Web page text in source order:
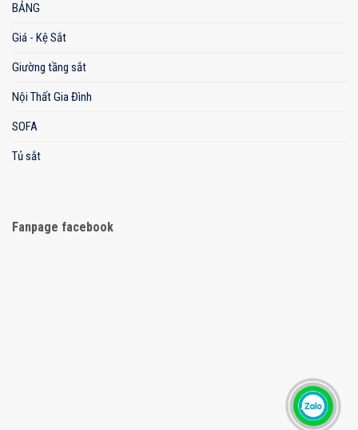
BẢNG
Giá - Kệ Sắt
Giường tầng sắt
Nội Thất Gia Đình
SOFA
Tủ sắt
Fanpage facebook